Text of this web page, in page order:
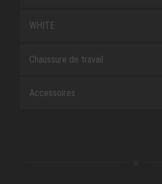
WHITE
Chaussure de travail
Accessoires